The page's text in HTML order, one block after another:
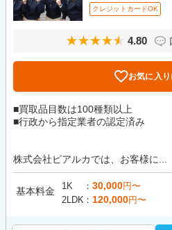
クレジットカードOK
4.80
お気に入
■買取品目数は100種類以上
■行政から指定業者の認定済み
株式会社ピアルカでは、お客様に...
基本料金 1K 30,000円〜
2LDK
120,000円〜